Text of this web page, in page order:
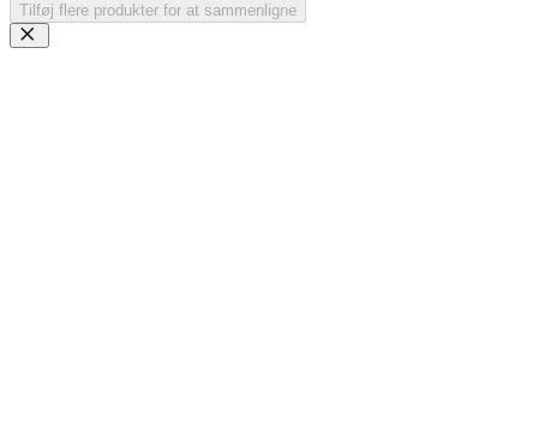
Tilføj flere produkter for at sammenligne